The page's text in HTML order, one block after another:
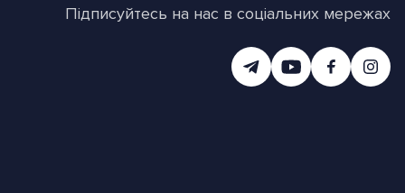
Підписуйтесь на нас в соціальних мережах